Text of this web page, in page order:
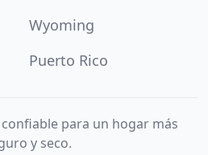
Wyoming
Puerto Rico
para un hogar más
y seco.